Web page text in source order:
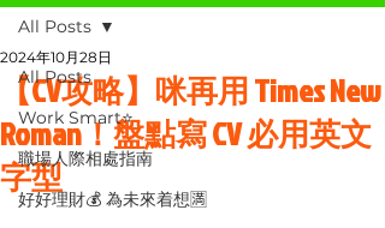
All Posts
Work Smart⭐️
職場人際相處指南
好好理財💰 為未來着想🈵
All Posts
【CV攻略】咪再用 Times New
Roman！盤點寫 CV 必用英文
字型
2024年10月28日